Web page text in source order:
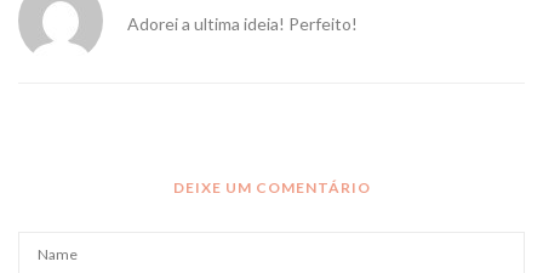
Adorei a ultima ideia! Perfeito!
DEIXE UM COMENTÁRIO